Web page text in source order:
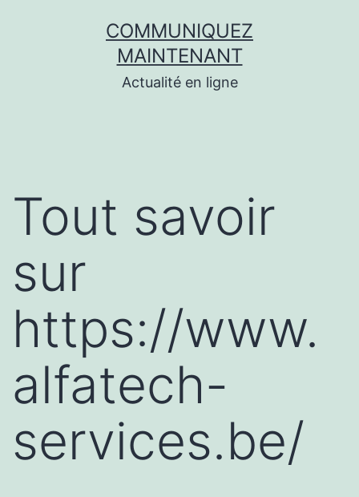
COMMUNIQUEZ
MAINTENANT
Actualité en ligne
Tout savoir
sur
https://www.
alfatech-
services.be/